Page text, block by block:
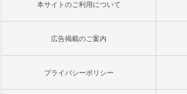
本サイトのご利用について
広告掲載のご案内
プライバシーポリシー